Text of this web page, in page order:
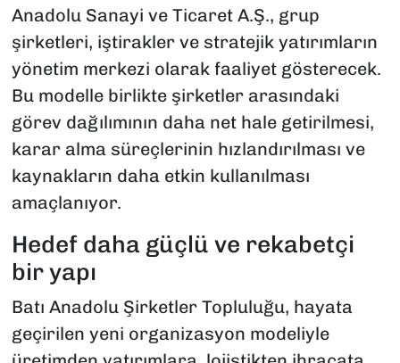
Anadolu Sanayi ve Ticaret A.Ş., grup
şirketleri, iştirakler ve stratejik yatırımların
yönetim merkezi olarak faaliyet gösterecek.
Bu modelle birlikte şirketler arasındaki
görev dağılımının daha net hale getirilmesi,
karar alma süreçlerinin hızlandırılması ve
kaynakların daha etkin kullanılması
amaçlanıyor.
Hedef daha güçlü ve rekabetçi
bir yapı
Batı Anadolu Şirketler Topluluğu, hayata
geçirilen yeni organizasyon modeliyle